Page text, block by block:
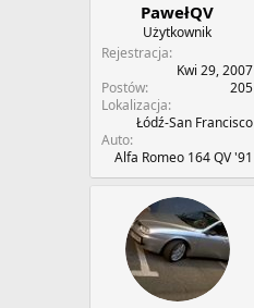
PawełQV
Użytkownik
Rejestracja
Kwi 29, 2007
Postów
205
Lokalizacja
Łódź-San Francisco
Auto
Alfa Romeo 164 QV '91